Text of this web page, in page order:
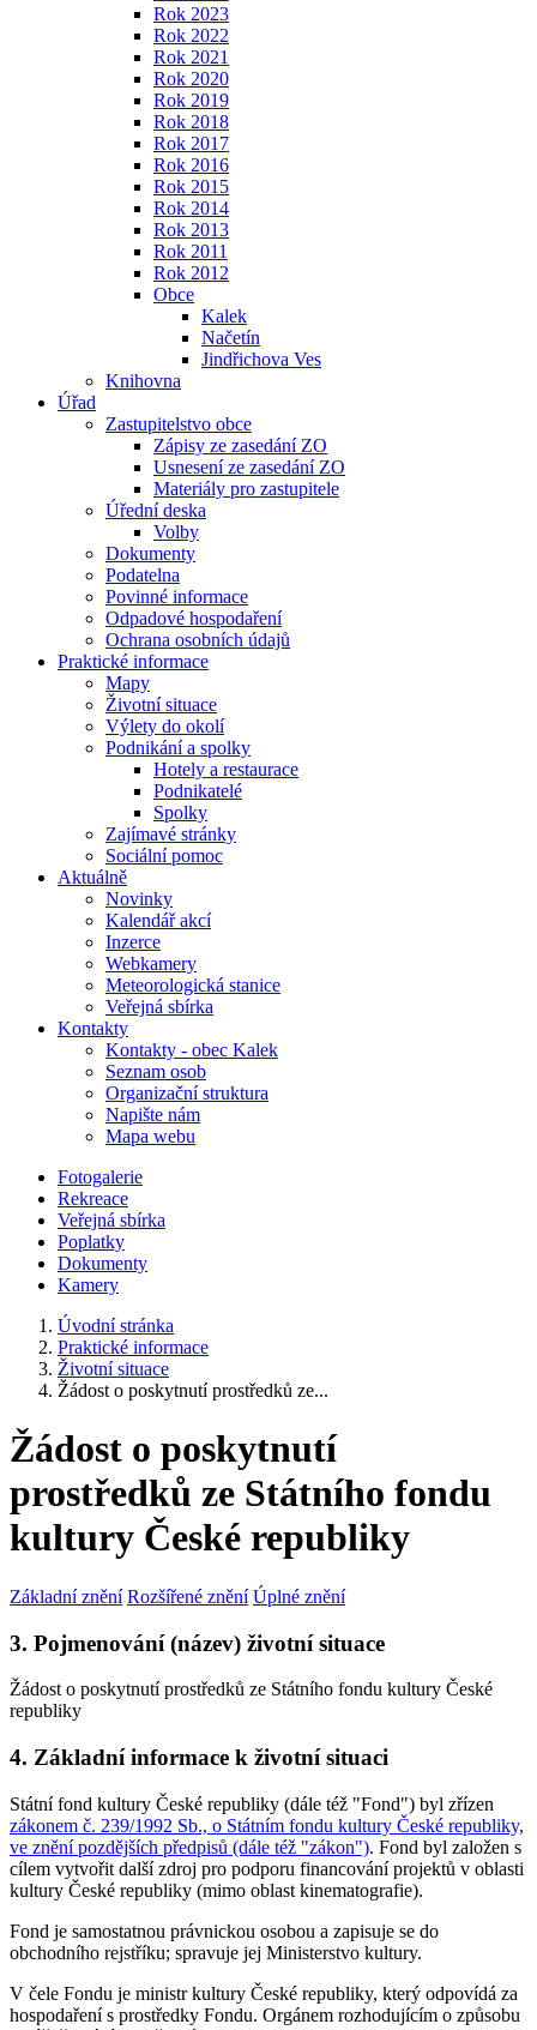
Rok 2023
Rok 2022
Rok 2021
Rok 2020
Rok 2019
Rok 2018
Rok 2017
Rok 2016
Rok 2015
Rok 2014
Rok 2013
Rok 2011
Rok 2012
Obce
Kalek
Načetín
Jindřichova Ves
Knihovna
Úřad
Zastupitelstvo obce
Zápisy ze zasedání ZO
Usnesení ze zasedání ZO
Materiály pro zastupitele
Úřední deska
Volby
Dokumenty
Podatelna
Povinné informace
Odpadové hospodaření
Ochrana osobních údajů
Praktické informace
Mapy
Životní situace
Výlety do okolí
Podnikání a spolky
Hotely a restaurace
Podnikatelé
Spolky
Zajímavé stránky
Sociální pomoc
Aktuálně
Novinky
Kalendář akcí
Inzerce
Webkamery
Meteorologická stanice
Veřejná sbírka
Kontakty
Kontakty - obec Kalek
Seznam osob
Organizační struktura
Napište nám
Mapa webu
Fotogalerie
Rekreace
Veřejná sbírka
Poplatky
Dokumenty
Kamery
Úvodní stránka
Praktické informace
Životní situace
Žádost o poskytnutí prostředků ze...
Žádost o poskytnutí
prostředků ze Státního fondu
kultury České republiky
Základní znění Rozšířené znění Úplné znění
3. Pojmenování (název) životní situace
Žádost o poskytnutí prostředků ze Státního fondu kultury České
republiky
4. Základní informace k životní situaci
Státní fond kultury České republiky (dále též "Fond") byl zřízen
zákonem č. 239/1992 Sb., o Státním fondu kultury České republiky,
ve znění pozdějších předpisů (dále též "zákon"). Fond byl založen s
cílem vytvořit další zdroj pro podporu financování projektů v oblasti
kultury České republiky (mimo oblast kinematografie).
Fond je samostatnou právnickou osobou a zapisuje se do
obchodního rejstříku; spravuje jej Ministerstvo kultury.
V čele Fondu je ministr kultury České republiky, který odpovídá za
hospodaření s prostředky Fondu. Orgánem rozhodujícím o způsobu